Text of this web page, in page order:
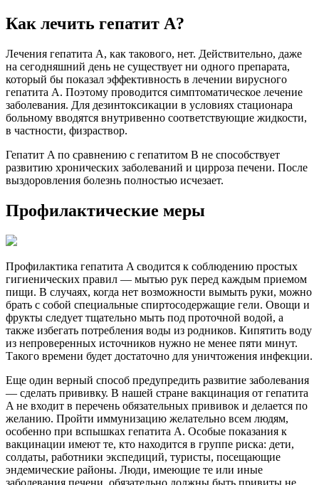
Как лечить гепатит A?
Лечения гепатита A, как такового, нет. Действительно, даже
на сегодняшний день не существует ни одного препарата,
который бы показал эффективность в лечении вирусного
гепатита A. Поэтому проводится симптоматическое лечение
заболевания. Для дезинтоксикации в условиях стационара
больному вводятся внутривенно соответствующие жидкости,
в частности, физраствор.
Гепатит A по сравнению с гепатитом B не способствует
развитию хронических заболеваний и цирроза печени. После
выздоровления болезнь полностью исчезает.
Профилактические меры
Профилактика гепатита A сводится к соблюдению простых
гигиенических правил — мытью рук перед каждым приемом
пищи. В случаях, когда нет возможности вымыть руки, можно
брать с собой специальные спиртосодержащие гели. Овощи и
фрукты следует тщательно мыть под проточной водой, а
также избегать потребления воды из родников. Кипятить воду
из непроверенных источников нужно не менее пяти минут.
Такого времени будет достаточно для уничтожения инфекции.
Еще один верный способ предупредить развитие заболевания
— сделать прививку. В нашей стране вакцинация от гепатита
A не входит в перечень обязательных прививок и делается по
желанию. Пройти иммунизацию желательно всем людям,
особенно при вспышках гепатита A. Особые показания к
вакцинации имеют те, кто находится в группе риска: дети,
солдаты, работники экспедиций, туристы, посещающие
эндемические районы. Люди, имеющие те или иные
заболевания печени, обязательно должны быть привиты не